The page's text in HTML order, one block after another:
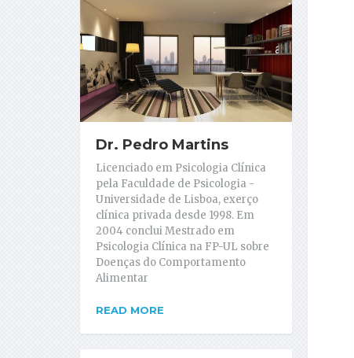
Dr. Pedro Martins
Licenciado em Psicologia Clínica
pela Faculdade de Psicologia -
Universidade de Lisboa, exerço
clínica privada desde 1998. Em
2004 conclui Mestrado em
Psicologia Clínica na FP-UL sobre
Doenças do Comportamento
Alimentar
READ MORE